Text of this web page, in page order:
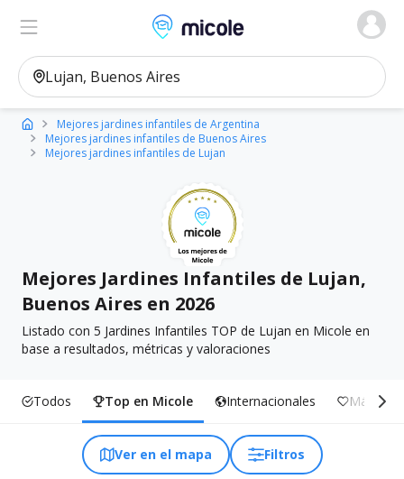
Micole, buscador de colegios
Ver en el mapa
Mejores jardines infantiles de Argentina
Mejores jardines infantiles de Buenos Aires
Mejores jardines infantiles de Lujan
Mejores Jardines Infantiles de Lujan,
Buenos Aires en 2026
Listado con 5 Jardines Infantiles TOP de Lujan en Micole en
base a resultados, métricas y valoraciones
Todos Top en Micole Internacionales Más
Ver en el mapa Filtros